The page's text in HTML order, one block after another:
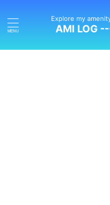
Explore my
AMI LOG